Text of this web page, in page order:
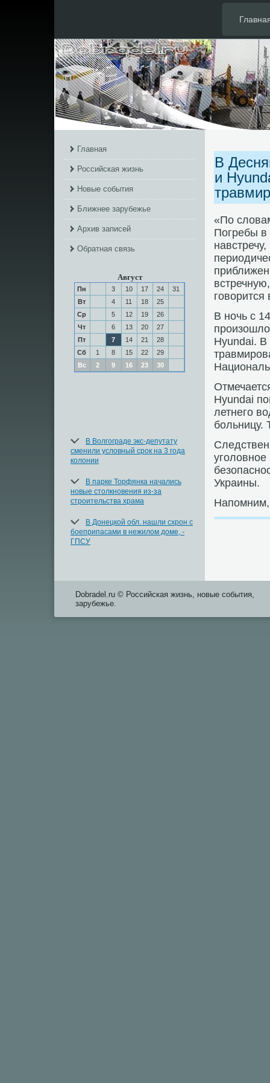
Главная
Российская жизнь
Новые события
Ближнее зарубежье
Архив записей
Обратная связь
Август
Пн 3 10 17 24
31
Вт
4 11 18
25
Ср
5 12 19
26
Чт
6 13 20
27
Пт
7 14 21
28
Сб
1 8 15 22
29
Вс
2 9 16 23 30
В Волгограде экс-депутату
сменили условный срок на 3 года
колонии
В парке Торфянка начались
новые столкновения из-за
строительства храма
В Донецкой обл. нашли схрон с
боеприпасами в нежилом доме, -
ГПСУ
В
и
«По
Погребы в
В ночь с
Hyundai. В
Hyundai
летнего
больницу.
Украины.
Напомним,
Dobradel.ru © Российская жизнь, новые события,
зарубежье.